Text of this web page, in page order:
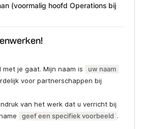
(voormalig hoofd Operations bij
je gaat. Mijn naam is
uw naam
voor partnerschappen bij
van het werk dat u verricht bij
geef een specifiek voorbeeld .